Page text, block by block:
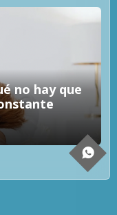
no hay que